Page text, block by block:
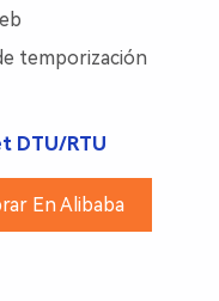
temporización
DTU/RTU
En Alibaba